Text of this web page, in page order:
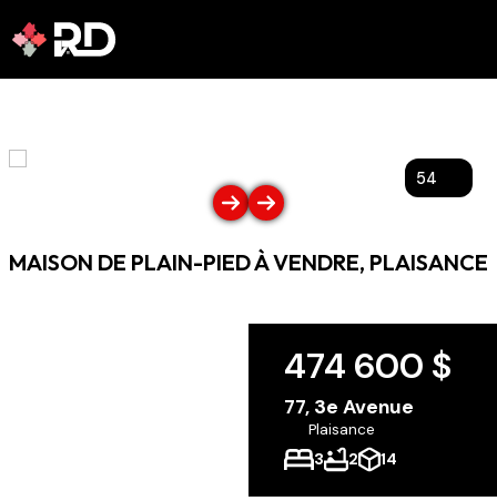
1/54
MAISON DE PLAIN-PIED À VENDRE, PLAISANCE
474 600 $
77, 3e Avenue
Plaisance
3 2 14